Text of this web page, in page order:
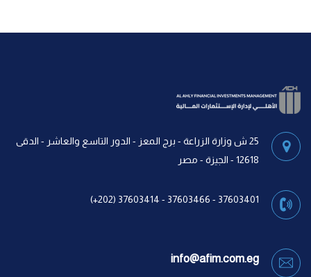
25 ش وزارة الزراعة - برج المعز - الدور التاسع والعاشر - الدقى
12618 - الجيزة - مصر
37603401 - 37603466 - 37603414 (202+)
info@afim.com.eg